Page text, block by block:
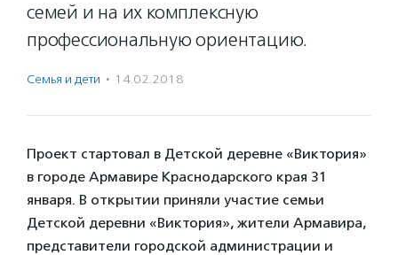
семей и на их комплексную
профессиональную ориентацию.
Семья и дети · 14.02.2018
Проект стартовал в Детской деревне «Виктория»
в городе Армавире Краснодарского края 31
января. В открытии приняли участие семьи
Детской деревни «Виктория», жители Армавира,
представители городской администрации и